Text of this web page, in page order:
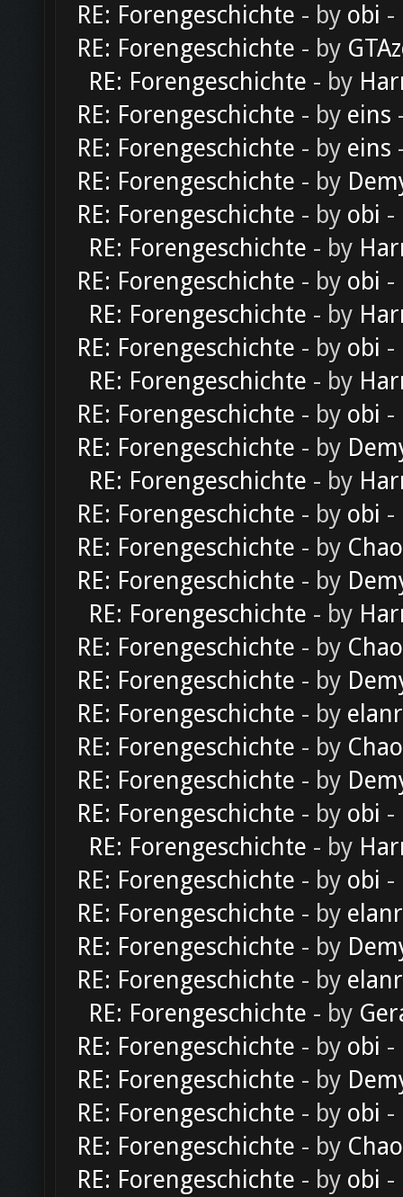
RE: Forengeschichte - by obi -
RE: Forengeschichte - by
RE: Forengeschichte - by
RE: Forengeschichte - by eins
RE: Forengeschichte - by eins
RE: Forengeschichte - by
RE: Forengeschichte - by obi -
RE: Forengeschichte - by
RE: Forengeschichte - by obi -
RE: Forengeschichte - by
RE: Forengeschichte - by obi -
RE: Forengeschichte - by
RE: Forengeschichte - by obi -
RE: Forengeschichte - by
RE: Forengeschichte - by
RE: Forengeschichte - by obi -
RE: Forengeschichte - by
RE: Forengeschichte - by
RE: Forengeschichte - by
RE: Forengeschichte - by
RE: Forengeschichte - by
RE: Forengeschichte - by
RE: Forengeschichte - by
RE: Forengeschichte - by
RE: Forengeschichte - by obi -
RE: Forengeschichte - by
RE: Forengeschichte - by obi -
RE: Forengeschichte - by
RE: Forengeschichte - by
RE: Forengeschichte - by
RE: Forengeschichte - by
RE: Forengeschichte - by obi -
RE: Forengeschichte - by
RE: Forengeschichte - by obi -
RE: Forengeschichte - by
RE: Forengeschichte - by obi -